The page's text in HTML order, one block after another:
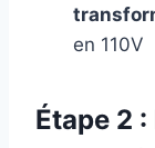
en 110V
Étape 2